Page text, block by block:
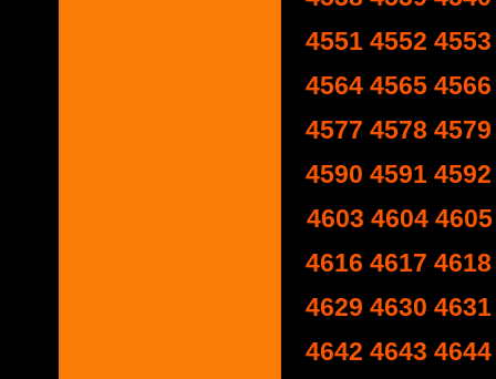
4551 4552 4553
4564 4565 4566
4577 4578 4579
4590 4591 4592
4603 4604 4605
4616 4617 4618
4629 4630 4631
4642 4643 4644